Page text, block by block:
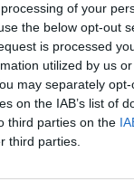
of your
the below opt-out
is processed
utilized by us
may separately
on the IAB’s list of
third parties on the
third parties.
2) –
2) –
–